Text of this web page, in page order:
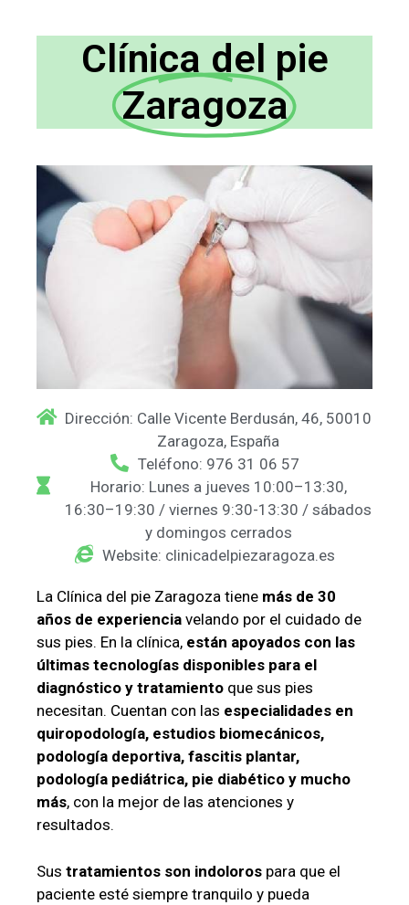
Clínica del pie
Zaragoza
Dirección: Calle Vicente Berdusán, 46, 50010
Zaragoza, España
Teléfono: 976 31 06 57
Horario: Lunes a jueves 10:00–13:30,
16:30–19:30 / viernes 9:30-13:30 / sábados
y domingos cerrados
Website: clinicadelpiezaragoza.es
La Clínica del pie Zaragoza tiene más de 30
años de experiencia velando por el cuidado de
sus pies. En la clínica, están apoyados con las
últimas tecnologías disponibles para el
diagnóstico y tratamiento que sus pies
necesitan. Cuentan con las especialidades en
quiropodología, estudios biomecánicos,
podología deportiva, fascitis plantar,
podología pediátrica, pie diabético y mucho
más, con la mejor de las atenciones y
resultados.
Sus tratamientos son indoloros para que el
paciente esté siempre tranquilo y pueda